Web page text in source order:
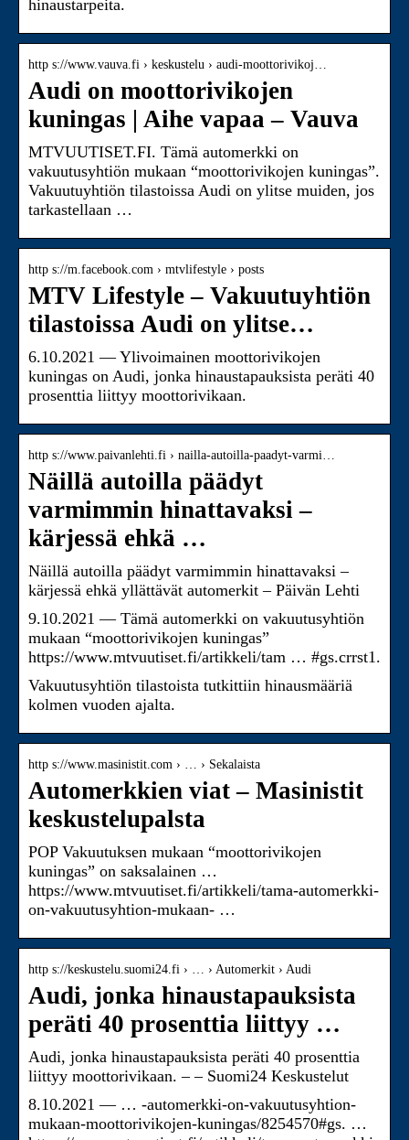
hinaustarpeita.
http s://www.vauva.fi › keskustelu › audi-moottorivikoj…
Audi on moottorivikojen
kuningas | Aihe vapaa – Vauva
MTVUUTISET.FI. Tämä automerkki on
vakuutusyhtiön mukaan “moottorivikojen kuningas”.
Vakuutuyhtiön tilastoissa Audi on ylitse muiden, jos
tarkastellaan …
http s://m.facebook.com › mtvlifestyle › posts
MTV Lifestyle – Vakuutuyhtiön
tilastoissa Audi on ylitse…
6.10.2021 — Ylivoimainen moottorivikojen
kuningas on Audi, jonka hinaustapauksista peräti 40
prosenttia liittyy moottorivikaan.
http s://www.paivanlehti.fi › nailla-autoilla-paadyt-varmi…
Näillä autoilla päädyt
varmimmin hinattavaksi –
kärjessä ehkä …
Näillä autoilla päädyt varmimmin hinattavaksi –
kärjessä ehkä yllättävät automerkit – Päivän Lehti
9.10.2021 — Tämä automerkki on vakuutusyhtiön
mukaan “moottorivikojen kuningas”
https://www.mtvuutiset.fi/artikkeli/tam … #gs.crrst1.
Vakuutusyhtiön tilastoista tutkittiin hinausmääriä
kolmen vuoden ajalta.
http s://www.masinistit.com › … › Sekalaista
Automerkkien viat – Masinistit
keskustelupalsta
POP Vakuutuksen mukaan “moottorivikojen
kuningas” on saksalainen …
https://www.mtvuutiset.fi/artikkeli/tama-automerkki-
on-vakuutusyhtion-mukaan- …
http s://keskustelu.suomi24.fi › … › Automerkit › Audi
Audi, jonka hinaustapauksista
peräti 40 prosenttia liittyy …
Audi, jonka hinaustapauksista peräti 40 prosenttia
liittyy moottorivikaan. – – Suomi24 Keskustelut
8.10.2021 — … -automerkki-on-vakuutusyhtion-
mukaan-moottorivikojen-kuningas/8254570#gs. …